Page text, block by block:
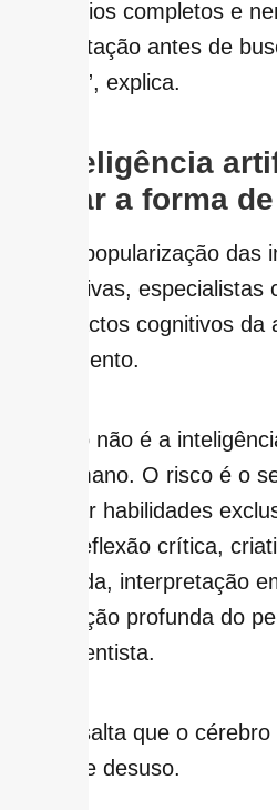
raciocínios completos e
interpretação antes de
prontas”, explica.
A inteligência
mudar a forma
Com a popularização das
generativas,
os impactos cognitivos
pensamento.
“O risco não é a
ser humano. O risco é o
exercitar habilidades
como reflexão crítica,
de dúvida, interpretação
construção profunda do
neurocientista.
Ele ressalta que o
de uso e desuso.